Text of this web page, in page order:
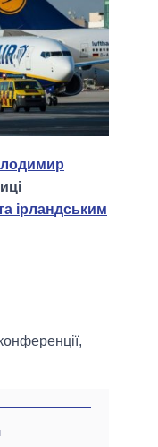
ірландським